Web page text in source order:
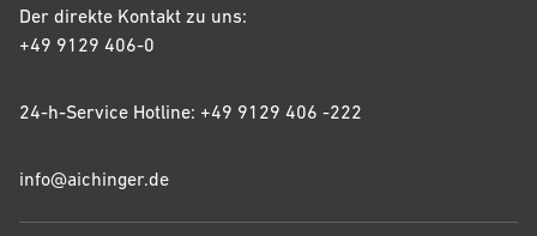
Der direkte Kontakt zu uns:
+49 9129 406-0
24-h-Service Hotline: +49 9129 406 -222
info@aichinger.de